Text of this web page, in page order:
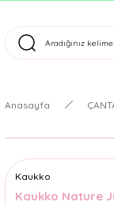
Anasayfa
Kaukko
Kaukko Nature